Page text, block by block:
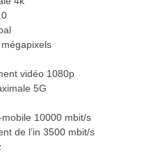
vidéo 1080p
5G
10000 mbit/s
de l’in 3500 mbit/s